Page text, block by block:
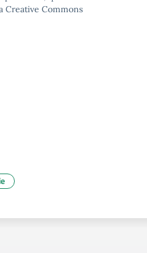
Creative Commons